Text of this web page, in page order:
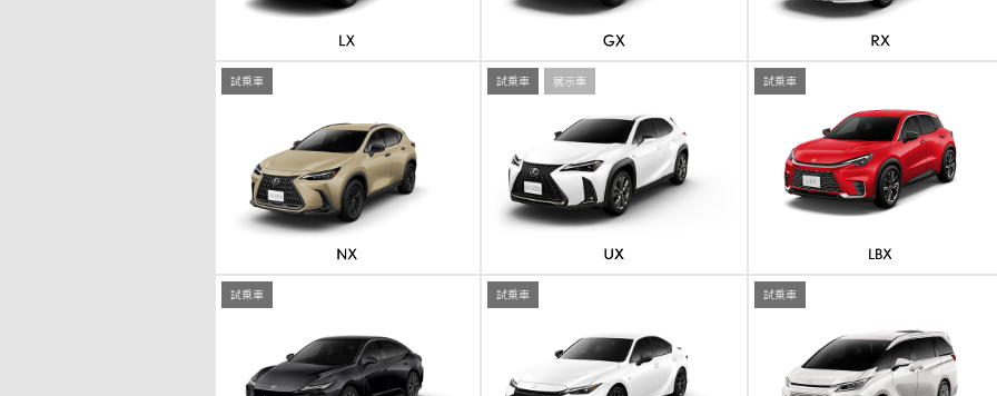
試乗車 試乗車 展示車 試乗車
試乗車 試乗車 試乗車